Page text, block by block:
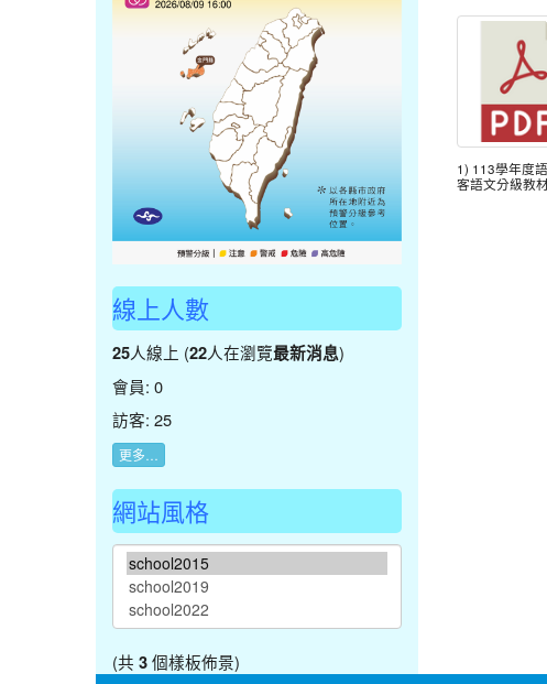
1) 113學年度
客語文分級教
線上人數
25人線上 (22人在瀏覽最新消息)
會員: 0
訪客: 25
更多…
網站風格
(共 3個樣板佈景)